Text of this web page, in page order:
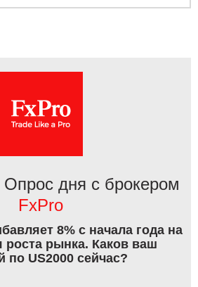
Опрос дня с брокером
FxPro
8% с начала года на
роста рынка. Каков ваш
по US2000 сейчас?